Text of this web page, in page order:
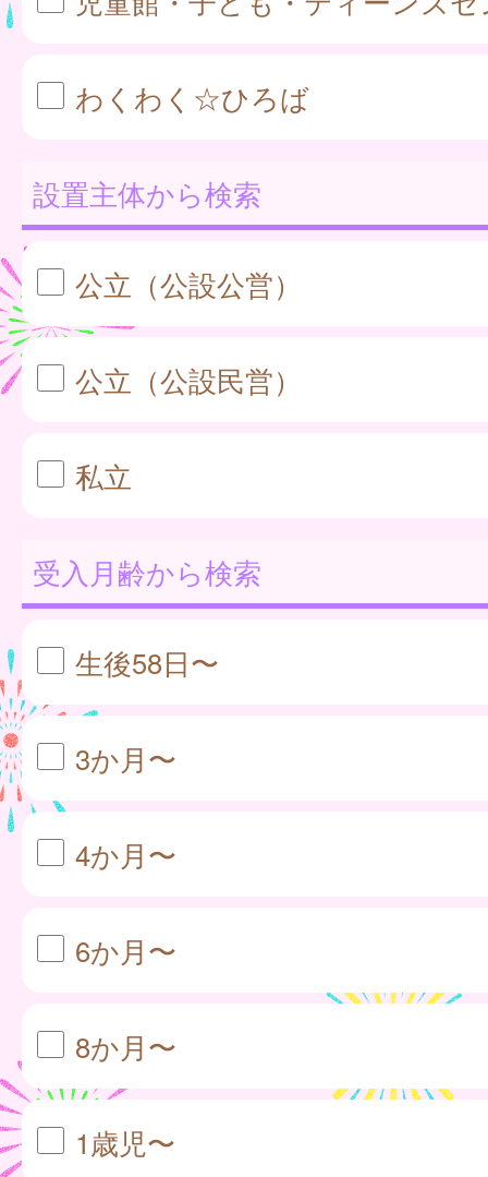
わくわく☆ひろば
設置主体から検索
公立（公設公営）
公立（公設民営）
私立
受入月齢から検索
生後58日〜
3か月〜
4か月〜
6か月〜
8か月〜
1歳児〜